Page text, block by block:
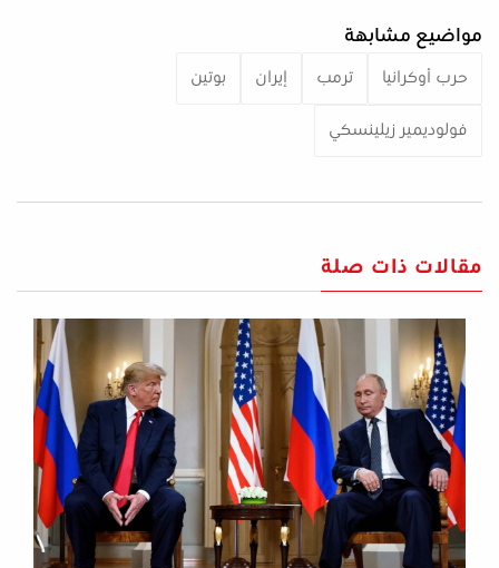
مواضيع مشابهة
حرب أوكرانيا ترمب إيران بوتين
فولوديمير زيلينسكي
مقالات ذات صلة